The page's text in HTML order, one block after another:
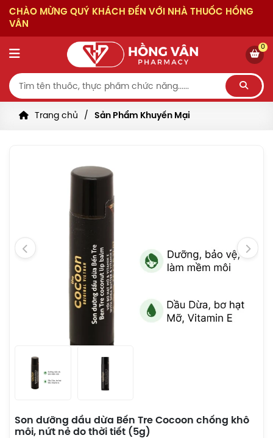
CHÀO MỪNG QUÝ KHÁCH ĐẾN VỚI NHÀ THUỐC HỒNG
VÂN
0
Trang chủ Sản Phẩm Khuyến Mại
Son dưỡng dầu dừa Bến Tre Cocoon chống khô
môi, nứt nẻ do thời tiết (5g)